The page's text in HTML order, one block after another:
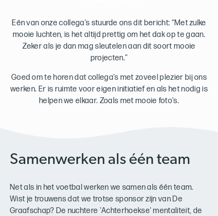
Eén van onze collega’s stuurde ons dit bericht: “Met zulke
mooie luchten, is het altijd prettig om het dak op te gaan.
Zeker als je dan mag sleutelen aan dit soort mooie
projecten.”
Goed om te horen dat collega’s met zoveel plezier bij ons
werken. Er is ruimte voor eigen initiatief en als het nodig is
helpen we elkaar. Zoals met mooie foto’s.
Samenwerken als één team
Net als in het voetbal werken we samen als één team.
Wist je trouwens dat we trotse sponsor zijn van De
Graafschap? De nuchtere 'Achterhoekse' mentaliteit, de